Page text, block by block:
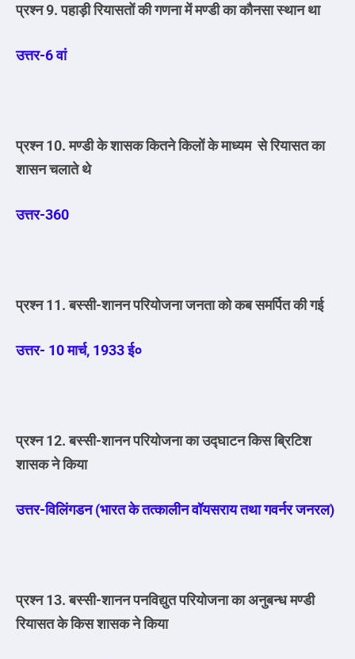
प्रश्न 9. पहाड़ी रियासतों की गणना में मण्डी का कौनसा स्थान था
उत्तर-6 वां
प्रश्न 10. मण्डी के शासक कितने किलों के माध्यम से रियासत का
शासन चलाते थे
उत्तर-360
प्रश्न 11. बस्सी-शानन परियोजना जनता को कब समर्पित की गई
उत्तर- 10 मार्च, 1933 ई०
प्रश्न 12. बस्सी-शानन परियोजना का उद्घाटन किस ब्रिटिश
शासक ने किया
उत्तर-विलिंगडन (भारत के तत्कालीन वॉयसराय तथा गवर्नर जनरल)
प्रश्न 13. बस्सी-शानन पनविद्युत परियोजना का अनुबन्ध मण्डी
रियासत के किस शासक ने किया